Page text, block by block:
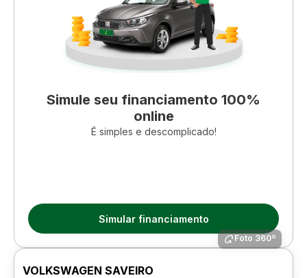
Simule seu financiamento 100%
online
É simples e descomplicado!
Simular financiamento
Foto 360º
VOLKSWAGEN SAVEIRO